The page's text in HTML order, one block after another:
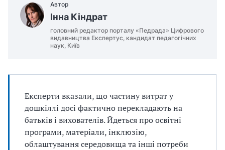
Автор
Інна Кіндрат
головний редактор порталу «Педрада» Цифрового
видавництва Експертус, кандидат педагогічних
наук, Київ
Експерти вказали, що частину витрат у
дошкіллі досі фактично перекладають на
батьків і вихователів. Йдеться про освітні
програми, матеріали, інклюзію,
облаштування середовища та інші потреби